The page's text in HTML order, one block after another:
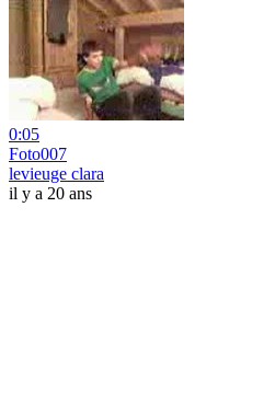
0:05
Foto007
levieuge clara
il y a 20 ans